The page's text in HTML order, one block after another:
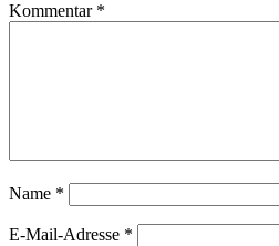
Kommentar *
Name *
E-Mail-Adresse *